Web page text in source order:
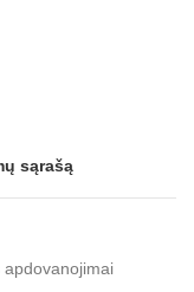
sąrašą
apdovanojimai